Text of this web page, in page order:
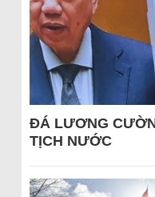
ĐÁ LƯƠNG
TỊCH NƯỚC